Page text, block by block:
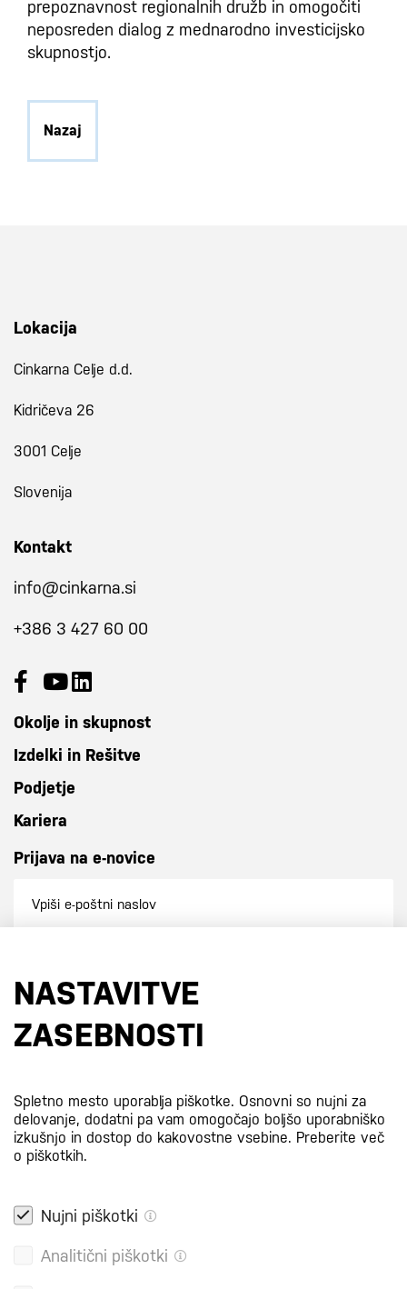
prepoznavnost regionalnih družb in omogočiti
neposreden dialog z mednarodno investicijsko
skupnostjo.
Nazaj
Lokacija
Cinkarna Celje d.d.
Kidričeva 26
3001 Celje
Slovenija
Kontakt
info@cinkarna.si
+386 3 427 60 00
Okolje in skupnost
Izdelki in Rešitve
Podjetje
Kariera
Prijava na e-novice
S prijavo na e-novice se strinjate z
NASTAVITVE
ZASEBNOSTI
Spletno mesto uporablja piškotke. Osnovni so nujni za
delovanje, dodatni pa vam omogočajo boljšo uporabniško
izkušnjo in dostop do kakovostne vsebine. Preberite več
o piškotkih.
Nujni piškotki
Analitični piškotki